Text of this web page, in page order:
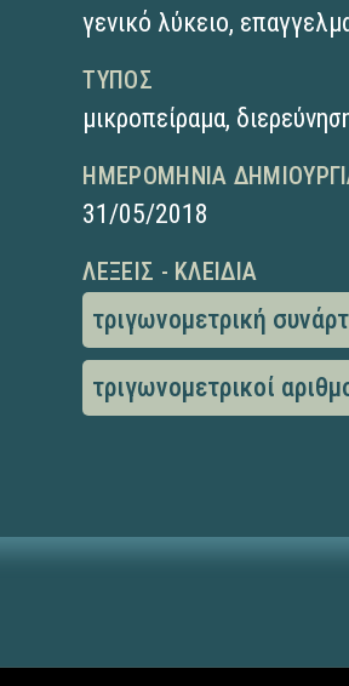
γενικό λύκειο,
ΤΎΠΟΣ
μικροπείραμα,
ΗΜΕΡΟΜΗΝΊΑ
31/05/2018
ΛΈΞΕΙΣ - ΚΛΕΙΔΙΆ
τριγωνομετρική
τριγωνομετρικοί